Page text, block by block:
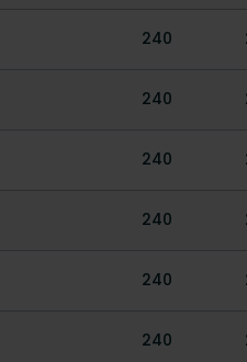
240
240
240
240
240
240